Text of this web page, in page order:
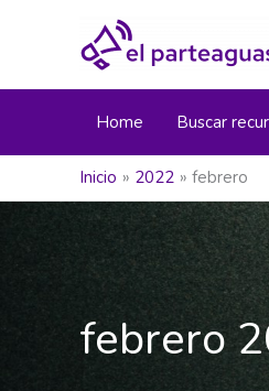
Home Buscar
Inicio 2022 febrero
febrero